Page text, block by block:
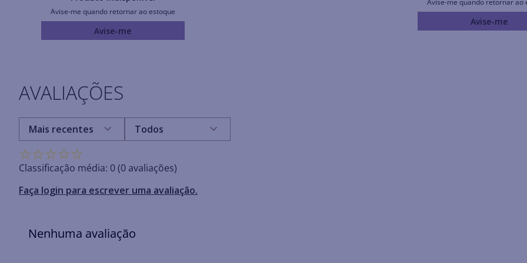
Avise-me quando retornar ao estoque
Avise-me
Avise-me quando retornar ao
Avise-me
AVALIAÇÕES
☆☆☆☆☆
Classificação média: 0(0 avaliações)
Faça login para escrever uma avaliação.
Mais recentes Todos
Nenhuma avaliação